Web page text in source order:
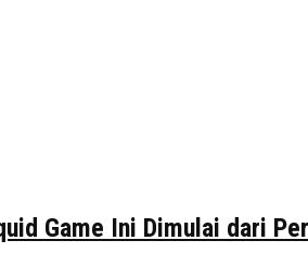
Game Ini Dimulai dari